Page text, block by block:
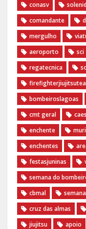
conasv
comandante
mergulho
aeroporto
sci
regatecnica
bombeiroslagoas
cmt geral
caes
enchente
enchentes
festasjuninas
semana do
cbmal
cruz das almas
jiujitsu
apoio